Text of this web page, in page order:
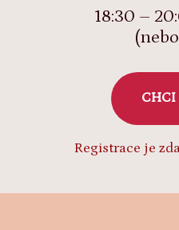
18:30 –
CHCI
Registrace je